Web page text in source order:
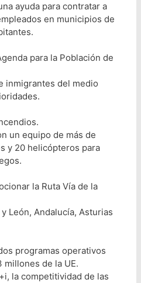
ayuda para contratar a
en municipios de
para la Población de
inmigrantes del medio
un equipo de más de
y 20 helicópteros para
la Ruta Vía de la
León, Andalucía, Asturias
programas operativos
millones de la UE.
la competitividad de las